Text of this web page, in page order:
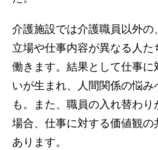
介護施設では介護職員以外
立場や仕事内容が異なる人た
働きます。結果として仕事に
いが生まれ、人間関係の悩み
も。また、職員の入れ替わ
場合、仕事に対する価値観の
あります。